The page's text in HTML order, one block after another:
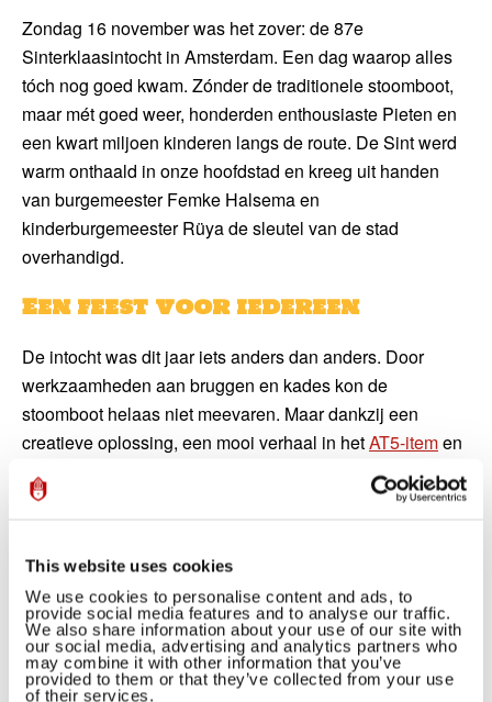
This website uses cookies
We use cookies to personalise content and ads, to
provide social media features and to analyse our traffic.
We also share information about your use of our site with
our social media, advertising and analytics partners who
may combine it with other information that you’ve
provided to them or that they’ve collected from your use
of their services.
Zondag 16 november was het zover: de 87e
Sinterklaasintocht in Amsterdam. Een dag waarop alles
tóch nog goed kwam. Zónder de traditionele stoomboot,
maar mét goed weer, honderden enthousiaste Pieten en
een kwart miljoen kinderen langs de route. De Sint werd
warm onthaald in onze hoofdstad en kreeg uit handen
van burgemeester Femke Halsema en
kinderburgemeester Rüya de sleutel van de stad
overhandigd.
Een feest voor iedereen
De intocht was dit jaar iets anders dan anders. Door
werkzaamheden aan bruggen en kades kon de
stoomboot helaas niet meevaren. Maar dankzij een
creatieve oplossing, een mooi verhaal in hetAT5-itemen
de inzet van álle betrokkenen, werd het toch een feest vol
magie en verwondering.
elkaar te krijgen. Van opbouw tot afbouw, van
tot schmink, vanveiligheid tot verkeer, van ontvangst tot
logistiek: zonder hen geen intocht.
Voor de stad én haar